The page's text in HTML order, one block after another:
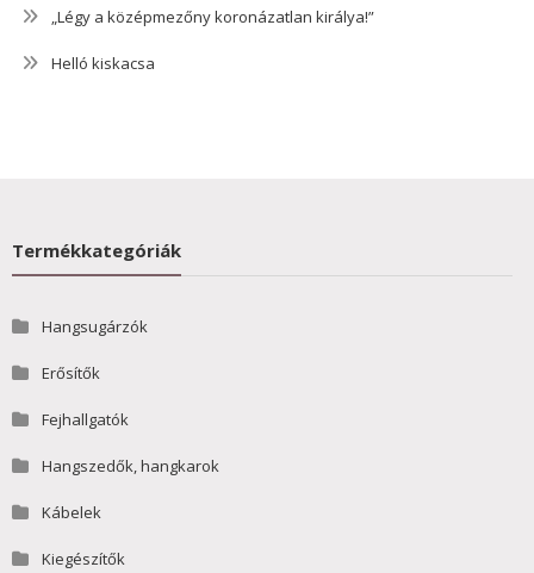
„Légy a középmezőny koronázatlan királya!”
Helló kiskacsa
Termékkategóriák
Hangsugárzók
Erősítők
Fejhallgatók
Hangszedők, hangkarok
Kábelek
Kiegészítők